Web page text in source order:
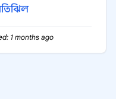
1 months ago